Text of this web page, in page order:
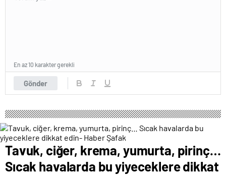
Gönder
En az 10 karakter gerekli
Tavuk, ciğer, krema, yumurta, pirinç…
Sıcak havalarda bu yiyeceklere dikkat